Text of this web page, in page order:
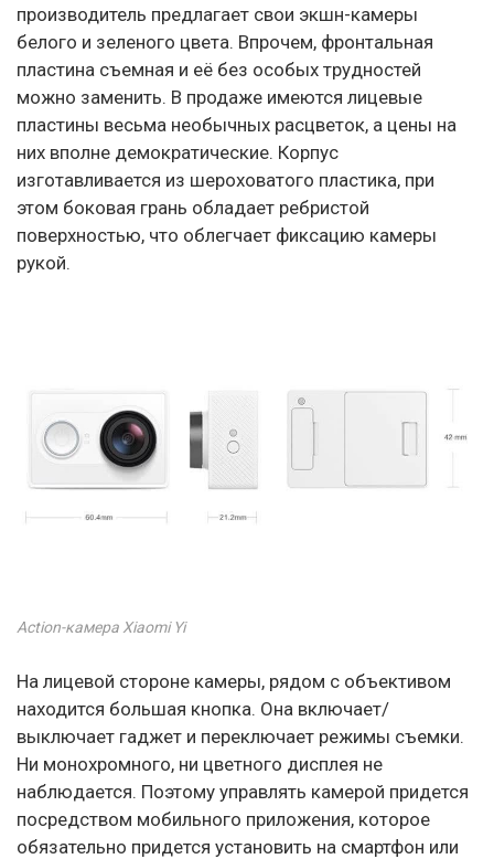
производитель предлагает свои экшн-камеры
белого и зеленого цвета. Впрочем, фронтальная
пластина съемная и её без особых трудностей
можно заменить. В продаже имеются лицевые
пластины весьма необычных расцветок, а цены на
них вполне демократические. Корпус
изготавливается из шероховатого пластика, при
этом боковая грань обладает ребристой
поверхностью, что облегчает фиксацию камеры
рукой.
Action-камера Xiaomi Yi
На лицевой стороне камеры, рядом с объективом
находится большая кнопка. Она включает/
выключает гаджет и переключает режимы съемки.
Ни монохромного, ни цветного дисплея не
наблюдается. Поэтому управлять камерой придется
посредством мобильного приложения, которое
обязательно придется установить на смартфон или